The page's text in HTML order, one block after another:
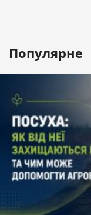
Популярне